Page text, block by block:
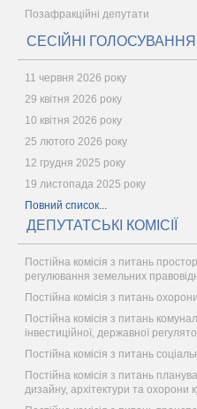
Позафракційні депутати
СЕСІЙНІ ГОЛОСУВАННЯ
11 червня 2026 року
29 квітня 2026 року
10 квітня 2026 року
25 лютого 2026 року
12 грудня 2025 року
19 листопада 2025 року
Повний список...
ДЕПУТАТСЬКІ КОМІСІЇ
Постійна комісія з питань
регулювання земельних
Постійна комісія з питань
Постійна комісія з питань
інвестиційної, державної
Постійна комісія з питань
Постійна комісія з питань
дизайну, архітектури та охорони